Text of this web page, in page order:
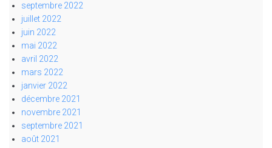
septembre 2022
juillet 2022
juin 2022
mai 2022
avril 2022
mars 2022
janvier 2022
décembre 2021
novembre 2021
septembre 2021
août 2021